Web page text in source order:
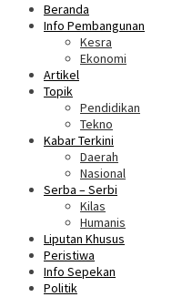
Beranda
Info Pembangunan
Kesra
Ekonomi
Artikel
Topik
Pendidikan
Tekno
Kabar Terkini
Daerah
Nasional
Serba – Serbi
Kilas
Humanis
Liputan Khusus
Peristiwa
Info Sepekan
Politik